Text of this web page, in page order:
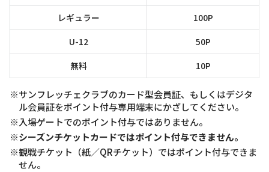
レギュラー
100P
U-12
50P
無料
10P
※サンフレッチェクラブのカード型会員証、もしくはデジタ
ル会員証をポイント付与専用端末にかざしてください。
※入場ゲートでのポイント付与ではありません。
※シーズンチケットカードではポイント付与できません。
※観戦チケット（紙／QRチケット）ではポイント付与できま
せん。